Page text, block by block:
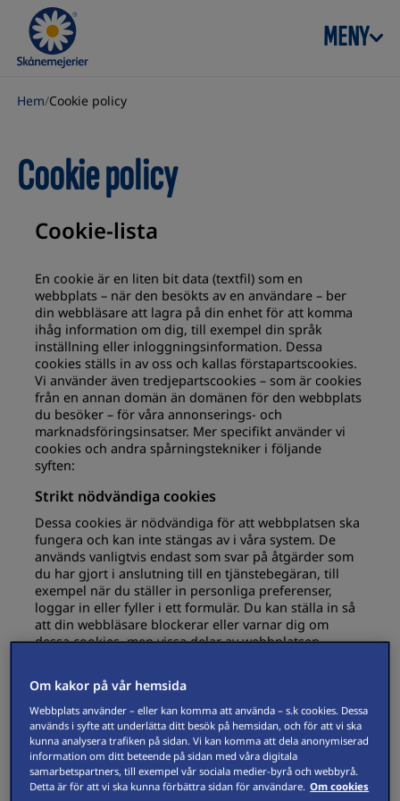
Skip to content
MENY
Hem/Cookie policy
Cookie policy
Cookie-lista
En cookie är en liten bit data (textfil) som en
webbplats – när den besökts av en användare – ber
din webbläsare att lagra på din enhet för att komma
ihåg information om dig, till exempel din språk
inställning eller inloggningsinformation. Dessa
cookies ställs in av oss och kallas förstapartscookies.
Vi använder även tredjepartscookies – som är cookies
från en annan domän än domänen för den webbplats
du besöker – för våra annonserings- och
marknadsföringsinsatser. Mer specifikt använder vi
cookies och andra spårningstekniker i följande
syften:
Strikt nödvändiga cookies
Dessa cookies är nödvändiga för att webbplatsen ska
fungera och kan inte stängas av i våra system. De
används vanligtvis endast som svar på åtgärder som
du har gjort i anslutning till en tjänstebegäran, till
exempel när du ställer in personliga preferenser,
loggar in eller fyller i ett formulär. Du kan ställa in så
att din webbläsare blockerar eller varnar dig om
dessa cookies, men vissa delar av webbplatsen
Strikt
nödvändiga
cookies
incap_ses_*, visid_incap_XXXXXX
1:a part
Om kakor på vår hemsida
Webbplats använder – eller kan komma att använda – s.k cookies. Dessa
används i syfte att underlätta ditt besök på hemsidan, och för att vi ska
kunna analysera trafiken på sidan. Vi kan komma att dela anonymiserad
information om ditt beteende på sidan med våra digitala
samarbetspartners, till exempel vår sociala medier-byrå och webbyrå.
Detta är för att vi ska kunna förbättra sidan för användare. Om cookies